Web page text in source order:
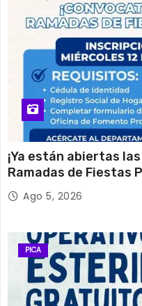
¡Ya están abiertas
Ramadas de Fiestas
Ago 5, 2026
PICA